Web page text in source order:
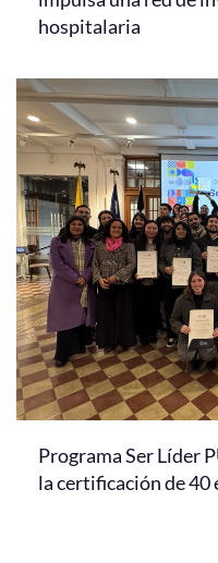
hospitalaria
Programa Ser Líder
la certificación de 40